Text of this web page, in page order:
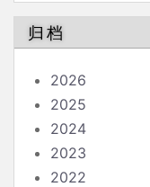
归档
2026
2025
2024
2023
2022